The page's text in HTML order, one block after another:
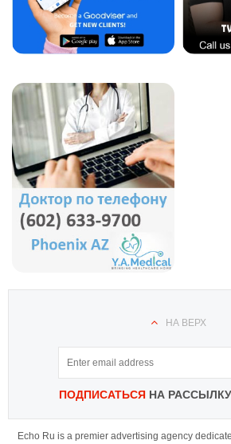
НА ВЕРХ
ПОДПИСАТЬСЯНА
Echo Ru is a premier advertising agency